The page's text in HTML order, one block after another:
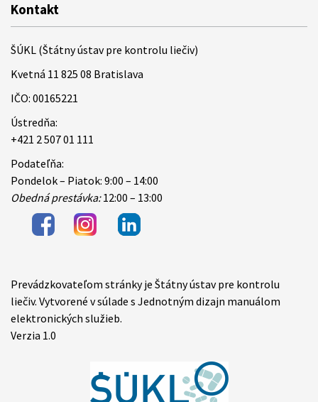
Kontakt
ŠÚKL (Štátny ústav pre kontrolu liečiv)
Kvetná 11 825 08 Bratislava
IČO: 00165221
Ústredňa:
+421 2 507 01 111
Podateľňa:
Pondelok – Piatok: 9:00 – 14:00
Obedná prestávka:12:00 – 13:00
Items
Prevádzkovateľom stránky je Štátny ústav pre kontrolu
liečiv. Vytvorené v súlade s Jednotným dizajn manuálom
elektronických služieb.
Verzia 1.0